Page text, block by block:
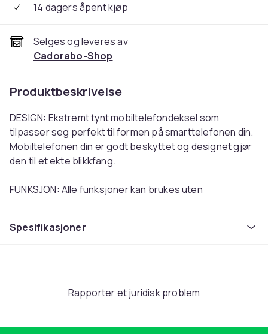
14 dagers åpent kjøp
Selges og leveres av
Cadorabo-Shop
Produktbeskrivelse
DESIGN: Ekstremt tynt mobiltelefondeksel som
tilpasser seg perfekt til formen på smarttelefonen din.
Mobiltelefonen din er godt beskyttet og designet gjør
den til et ekte blikkfang.
FUNKSJON: Alle funksjoner kan brukes uten
er tynn, lett og myk, gir den veldig god beskyttelse mot
behandlingen av dette etuiet for å gjøre
Spesifikasjoner
Rapporter et juridisk problem